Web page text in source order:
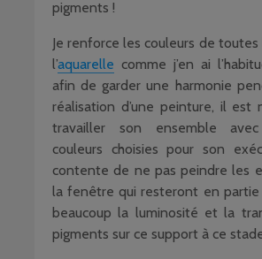
pigments !
Je renforce les couleurs de
l’aquarelle comme j’en ai
afin de garder une harmonie
réalisation d’une peinture, il est
travailler son ensemble
couleurs choisies pour son
contente de ne pas peindre les
la fenêtre qui resteront en partie
beaucoup la luminosité et la
pigments sur ce support à ce